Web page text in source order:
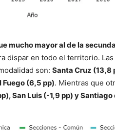
mucho mayor al de la
dispar en todo el territorio.
son: Santa Cruz (13,8
Fuego (6,5 pp). Mientras que
San Luis (-1,9 pp) y